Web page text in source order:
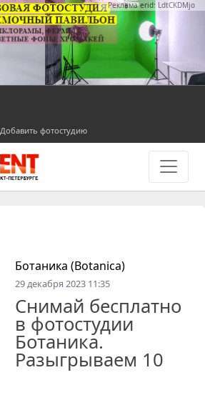
Реклама erid: LdtCKDMjo
Добавить фотостудию
Ботаника (Botanica)
29 декабря 2023 11:35
Снимай бесплатно
в фотостудии
Ботаника.
Разыгрываем 10